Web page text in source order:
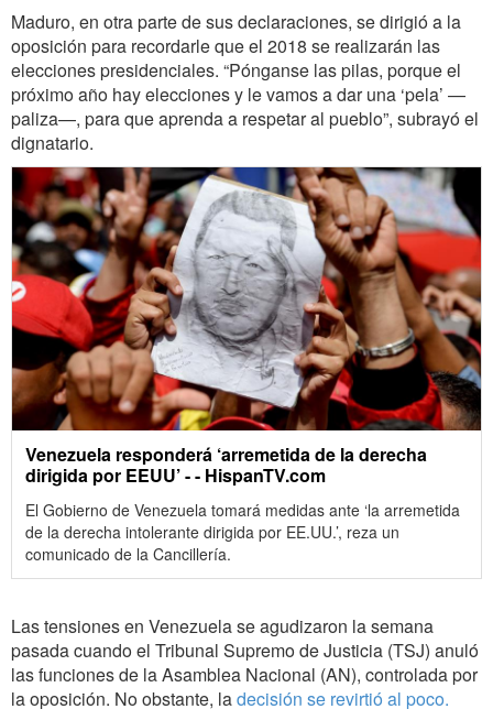
Maduro, en otra parte de sus declaraciones, se dirigió a la
oposición para recordarle que el 2018 se realizarán las
elecciones presidenciales. “Pónganse las pilas, porque el
próximo año hay elecciones y le vamos a dar una ‘pela’ —
paliza—, para que aprenda a respetar al pueblo”, subrayó el
dignatario.
Venezuela responderá ‘arremetida de la derecha
dirigida por EEUU’‎ - - HispanTV.com
El Gobierno de Venezuela tomará medidas ante ‘la arremetida
de la derecha intolerante dirigida por EE.UU.’, reza un
comunicado de la Cancillería.
Las tensiones en Venezuela se agudizaron la semana
pasada cuando el Tribunal Supremo de Justicia (TSJ) anuló
las funciones de la Asamblea Nacional (AN), controlada por
la oposición. No obstante, ladecisión se revirtió al poco.